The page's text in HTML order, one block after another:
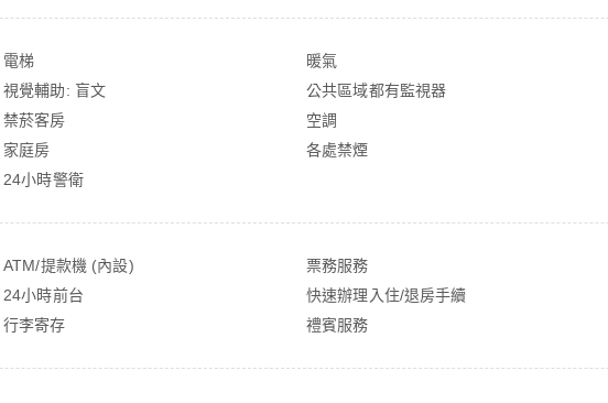
電梯 暖氣
視覺輔助: 盲文
公共區域都有監視器
禁菸客房
空調
家庭房
各處禁煙
24小時警衛
ATM/提款機 (內設) 票務服務
24小時前台
快速辦理入住/退房手續
行李寄存
禮賓服務